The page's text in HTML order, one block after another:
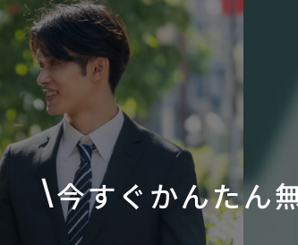
今すぐかんたん